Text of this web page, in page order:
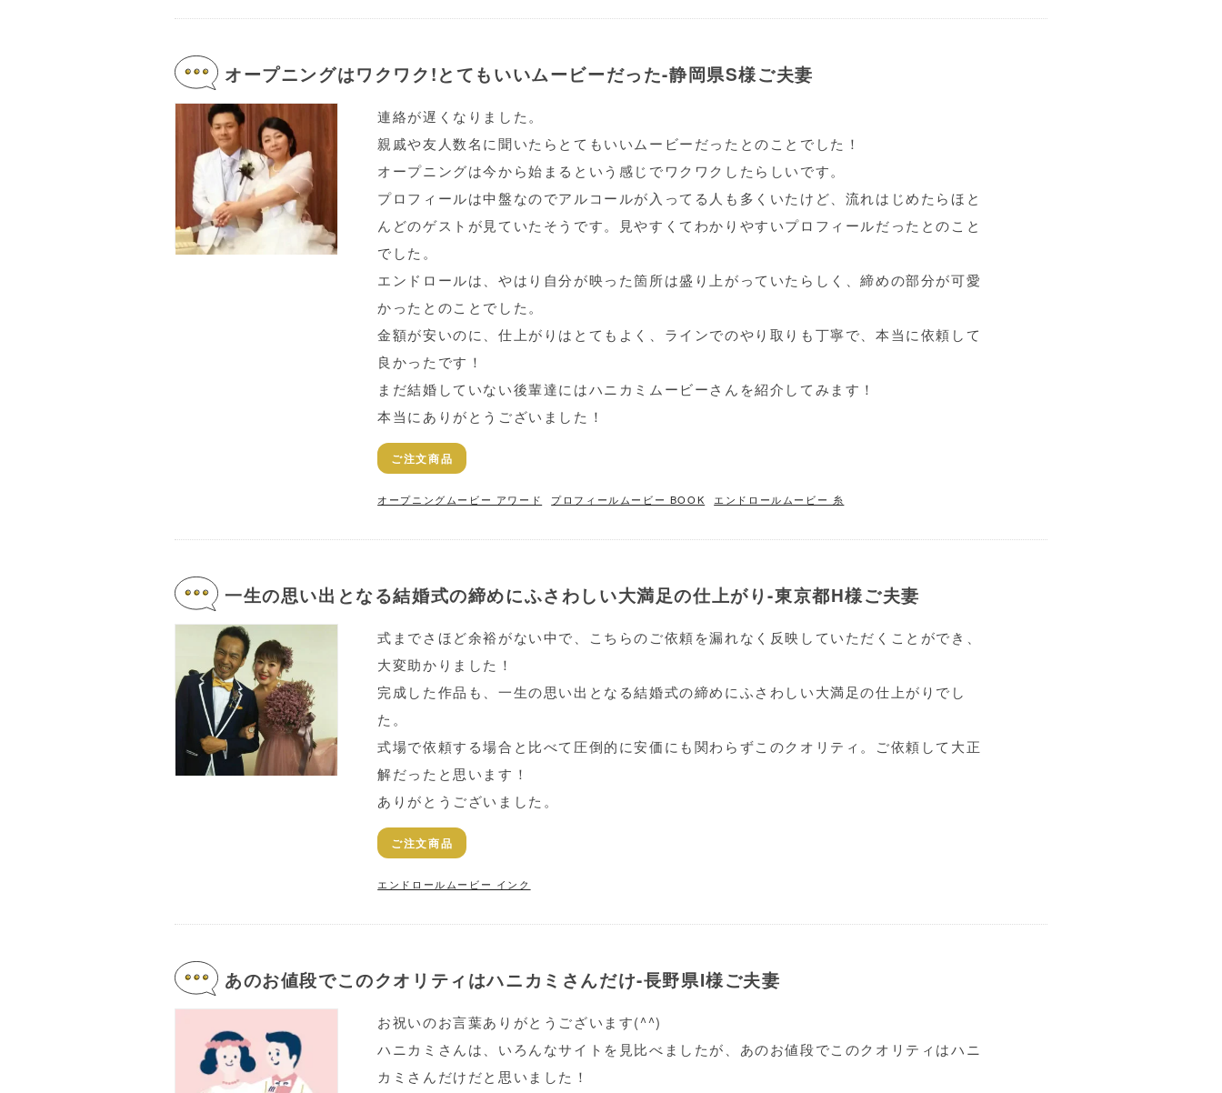
オープニングはワクワク!とてもいいムービーだった-静岡県S様ご夫妻
連絡が遅くなりました。
親戚や友人数名に聞いたらとてもいいムービーだったとのことでした！
オープニングは今から始まるという感じでワクワクしたらしいです。
プロフィールは中盤なのでアルコールが入ってる人も多くいたけど、流れはじめたらほと
んどのゲストが見ていたそうです。見やすくてわかりやすいプロフィールだったとのこと
でした。
エンドロールは、やはり自分が映った箇所は盛り上がっていたらしく、締めの部分が可愛
かったとのことでした。
金額が安いのに、仕上がりはとてもよく、ラインでのやり取りも丁寧で、本当に依頼して
良かったです！
まだ結婚していない後輩達にはハニカミムービーさんを紹介してみます！
本当にありがとうございました！
ご注文商品
オープニングムービー アワード プロフィールムービー BOOK エンドロールムービー 糸
一生の思い出となる結婚式の締めにふさわしい大満足の仕上がり-東京都H様ご夫妻
式までさほど余裕がない中で、こちらのご依頼を漏れなく反映していただくことができ、
大変助かりました！
完成した作品も、一生の思い出となる結婚式の締めにふさわしい大満足の仕上がりでし
た。
式場で依頼する場合と比べて圧倒的に安価にも関わらずこのクオリティ。ご依頼して大正
解だったと思います！
ありがとうございました。
ご注文商品
エンドロールムービー インク
あのお値段でこのクオリティはハニカミさんだけ-長野県I様ご夫妻
お祝いのお言葉ありがとうございます(^^)
ハニカミさんは、いろんなサイトを見比べましたが、あのお値段でこのクオリティはハニ
カミさんだけだと思いました！